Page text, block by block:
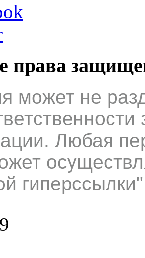
права
может не
Любая